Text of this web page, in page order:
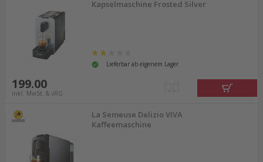
Kapselmaschine Frosted Silver
Lieferbar ab eigenem Lager
199.00
inkl. MwSt. & vRG
La Semeuse Delizio VIVA
Kaffeemaschine